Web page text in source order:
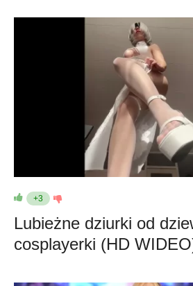
+3
Lubieżne dziurki od
cosplayerki (HD